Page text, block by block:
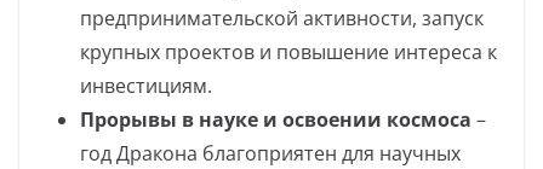
предпринимательской активности, запуск
крупных проектов и повышение интереса к
инвестициям.
Прорывы в науке и освоении космоса –
год Дракона благоприятен для научных